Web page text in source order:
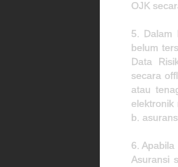
OJK
5. Dalam
belum
Data
secara
atau
elektronik
b.
6.
Asuransi